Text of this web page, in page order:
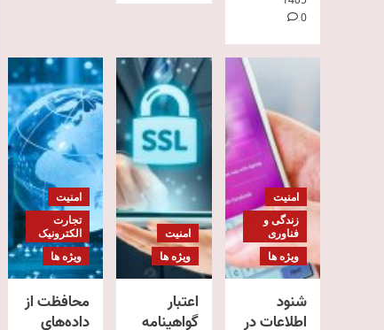
0
امنیت
زندگی و
فناوری
ویژه ها
شنود
اطلاعات در
امنیت
ویژه ها
اعتبار
گواهینامه
امنیت
تجارت
الکترونیک
ویژه ها
محافظت از
داده‌های